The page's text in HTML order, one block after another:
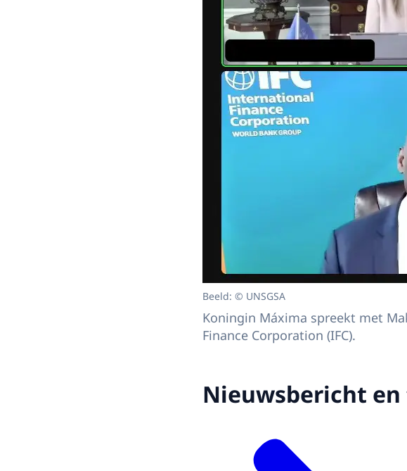
Beeld: © UNSGSA
Koningin Máxima spreekt met
Finance Corporation (IFC).
Nieuwsbericht